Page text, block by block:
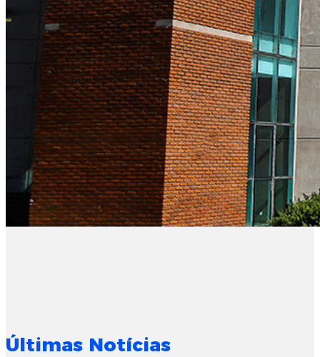
Últimas Notícias